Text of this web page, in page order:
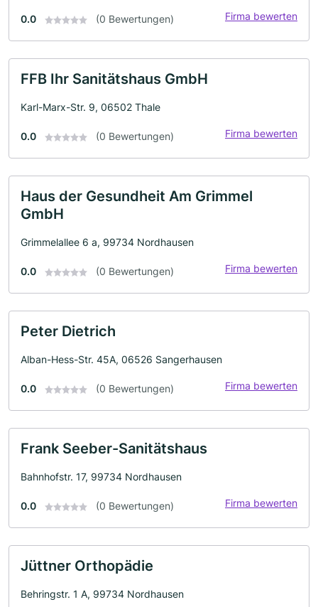
0.0 (0 Bewertungen) Firma bewerten
FFB Ihr Sanitätshaus GmbH
Karl-Marx-Str. 9, 06502 Thale
0.0 (0 Bewertungen) Firma bewerten
Haus der Gesundheit Am Grimmel
GmbH
Grimmelallee 6 a, 99734 Nordhausen
0.0 (0 Bewertungen) Firma bewerten
Peter Dietrich
Alban-Hess-Str. 45A, 06526 Sangerhausen
0.0 (0 Bewertungen) Firma bewerten
Frank Seeber-Sanitätshaus
Bahnhofstr. 17, 99734 Nordhausen
0.0 (0 Bewertungen) Firma bewerten
Jüttner Orthopädie
Behringstr. 1 A, 99734 Nordhausen